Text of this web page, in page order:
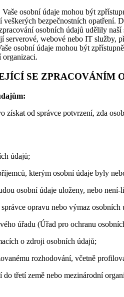
Vaše osobní údaje mohou být
bezpečnostních opatření.
osobních údajů udělily
serverové, webové nebo IT
osobní údaje mohou být
organizaci.
SE ZPRACOVÁNÍM
získat od správce potvrzení, zda
údajů;
kterým osobní údaje byly
osobní údaje uloženy, nebo
opravu nebo výmaz
úřadu (Úřad pro ochranu
o zdroji osobních údajů;
rozhodování, včetně
do třetí země nebo mezinárodní